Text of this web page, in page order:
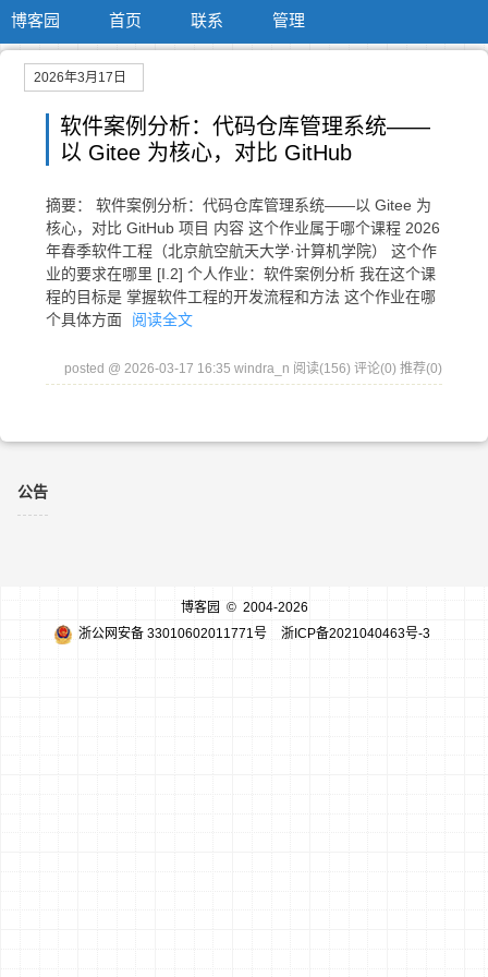
博客园 首页 联系 管理
2026年3月17日
软件案例分析：代码仓库管理系统——
以 Gitee 为核心，对比 GitHub
摘要： 软件案例分析：代码仓库管理系统——以 Gitee 为
核心，对比 GitHub 项目 内容 这个作业属于哪个课程 2026
年春季软件工程（北京航空航天大学·计算机学院） 这个作
业的要求在哪里 [I.2] 个人作业：软件案例分析 我在这个课
程的目标是 掌握软件工程的开发流程和方法 这个作业在哪
个具体方面
阅读全文
posted @ 2026-03-17 16:35 windra_n 阅读(156) 评论(0) 推荐(0)
公告
博客园 © 2004-2026
浙公网安备 33010602011771号
浙ICP备2021040463号-3